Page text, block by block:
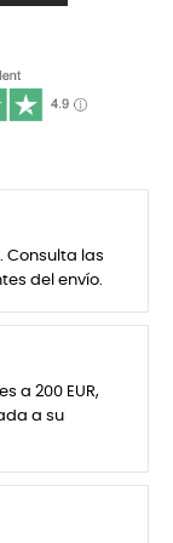
Consulta las
del envío.
a 200 EUR,
a su